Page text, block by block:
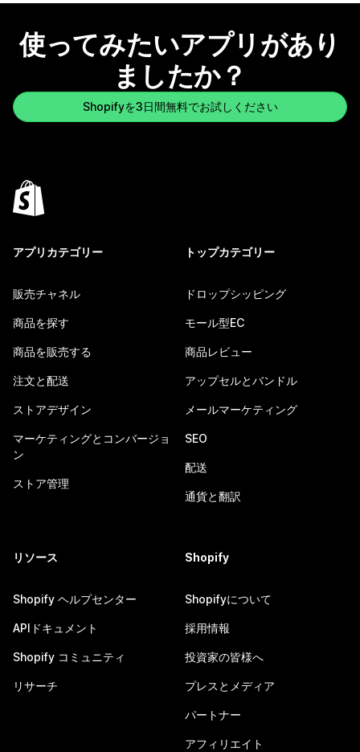
使ってみたいアプリがあり
ましたか？
Shopifyを3日間無料でお試しください
アプリカテゴリー
販売チャネル
商品を探す
商品を販売する
注文と配送
ストアデザイン
マーケティングとコンバージョ
ン
ストア管理
トップカテゴリー
ドロップシッピング
モール型EC
商品レビュー
アップセルとバンドル
メールマーケティング
SEO
配送
通貨と翻訳
リソース
Shopify ヘルプセンター
APIドキュメント
Shopify コミュニティ
リサーチ
Shopify
Shopifyについて
採用情報
投資家の皆様へ
プレスとメディア
パートナー
アフィリエイト